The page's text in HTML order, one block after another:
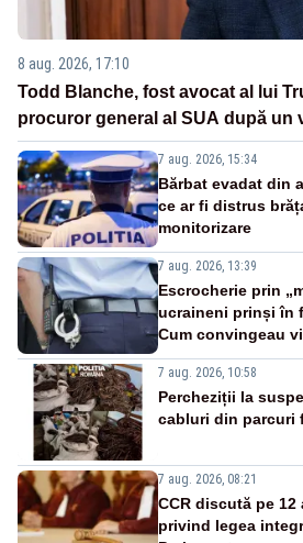
8 aug. 2026, 17:10
Todd Blanche, fost avocat al lui
procuror general al SUA după un
7 aug. 2026, 15:34
Bărbat evadat din
ce ar fi distrus
monitorizare
7 aug. 2026, 13:39
Escrocherie prin
ucraineni prinși în
Cum convingeau
7 aug. 2026, 10:58
Percheziții la
cabluri din parcuri
7 aug. 2026, 08:21
CCR discută pe
privind legea